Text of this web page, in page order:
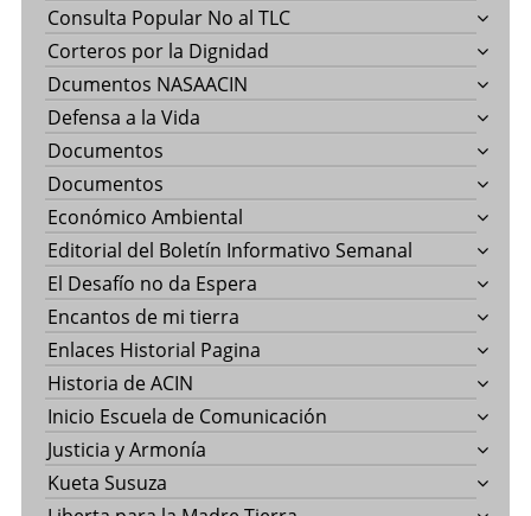
Consulta Popular No al TLC
Corteros por la Dignidad
Dcumentos NASAACIN
Defensa a la Vida
Documentos
Documentos
Económico Ambiental
Editorial del Boletín Informativo Semanal
El Desafío no da Espera
Encantos de mi tierra
Enlaces Historial Pagina
Historia de ACIN
Inicio Escuela de Comunicación
Justicia y Armonía
Kueta Susuza